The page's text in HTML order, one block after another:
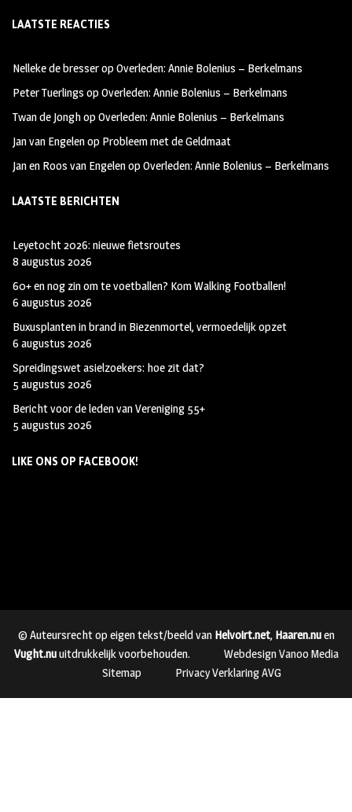
b
oo
k
ag
m
tt
LAATSTE REACTIES
Nelleke de bresseropOverleden: Annie Bolenius – Berkelmans
Peter Tuerlings opOverleden: Annie Bolenius – Berkelmans
Twan de JonghopOverleden: Annie Bolenius – Berkelmans
Jan van Engelenop Probleem met de Geldmaat
Jan en Roos van EngelenopOverleden: Annie Bolenius – Berkelmans
LAATSTE BERICHTEN
Leyetocht 2026: nieuwe fietsroutes
8 augustus 2026
60+ en nog zin om te voetballen? Kom Walking Footballen!
6 augustus 2026
Buxusplanten in brand in Biezenmortel, vermoedelijk opzet
6 augustus 2026
Spreidingswet asielzoekers: hoe zit dat?
5 augustus 2026
Bericht voor de leden van Vereniging 55+
5 augustus 2026
LIKE ONS OP FACEBOOK!
© Auteursrecht op eigen tekst/beeld van Helvoirt.net, Haaren.nuen
Vught.nuuitdrukkelijk voorbehouden.
Webdesign Vanoo Media
Sitemap
Privacy Verklaring AVG